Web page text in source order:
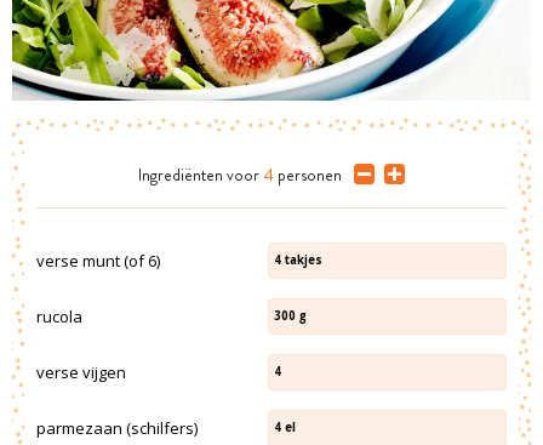
Ingrediënten voor 4 personen
verse munt (of 6) 4 takjes
rucola 300 g
verse vijgen 4
parmezaan (schilfers) 4 el